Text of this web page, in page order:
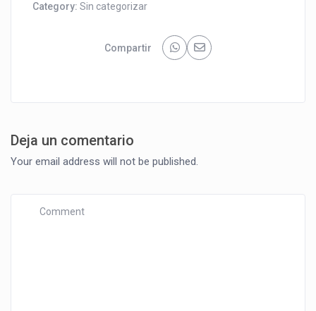
Category:Sin categorizar
Compartir
Deja un comentario
Your email address will not be published.